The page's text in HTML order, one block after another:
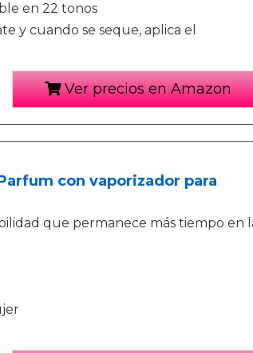
en 22 tonos
y cuando se seque, aplica el
Ver precios en Amazon
Parfum con vaporizador para
que permanece más tiempo en